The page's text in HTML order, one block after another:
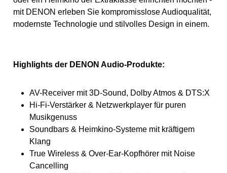
mit DENON erleben Sie kompromisslose Audioqualität,
modernste Technologie und stilvolles Design in einem.
Highlights der DENON Audio-Produkte:
AV-Receiver mit 3D-Sound, Dolby Atmos & DTS:X
Hi-Fi-Verstärker & Netzwerkplayer für puren
Musikgenuss
Soundbars & Heimkino-Systeme mit kräftigem
Klang
True Wireless & Over-Ear-Kopfhörer mit Noise
Cancelling